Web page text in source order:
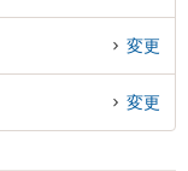
変更
変更